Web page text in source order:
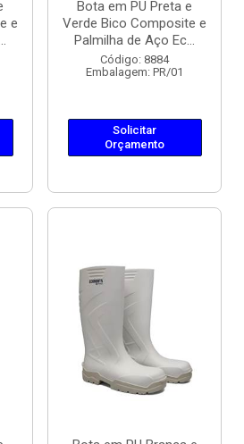
e
Bota em PU Preta e
Verde Bico Composite e
Palmilha de Aço Ec...
Código: 8884
Embalagem: PR/01
Solicitar
Orçamento